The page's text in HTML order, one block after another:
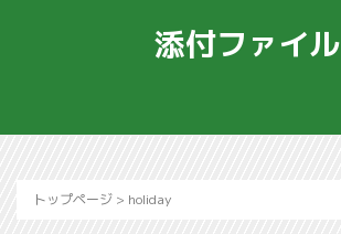
添付ファイル
トップページ > holiday